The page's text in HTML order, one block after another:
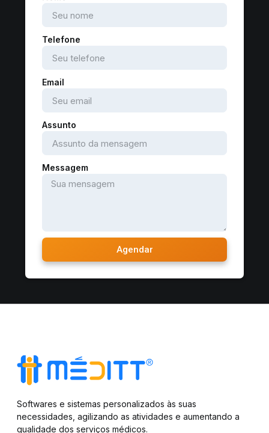
Telefone
Email
Assunto
Messagem
Agendar
Softwares e sistemas personalizados às suas
necessidades, agilizando as atividades e aumentando a
qualidade dos serviços médicos.